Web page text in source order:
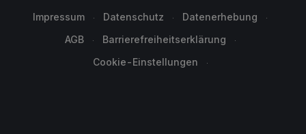
Impressum Datenschutz
Datenerhebung
AGB
Barrierefreiheitserklärung
Cookie-Einstellungen